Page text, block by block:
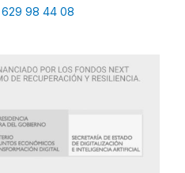
629 98 44 08